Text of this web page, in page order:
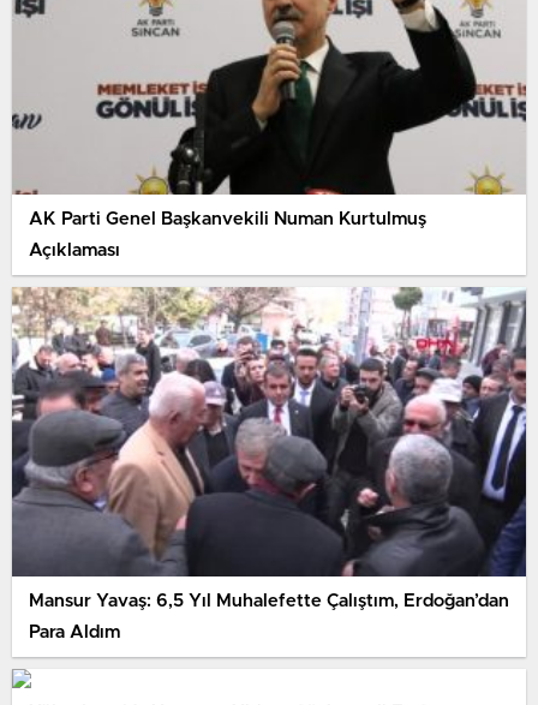
AK Parti Genel Başkanvekili Numan Kurtulmuş
Açıklaması
Mansur Yavaş: 6,5 Yıl Muhalefette Çalıştım, Erdoğan’dan
Para Aldım